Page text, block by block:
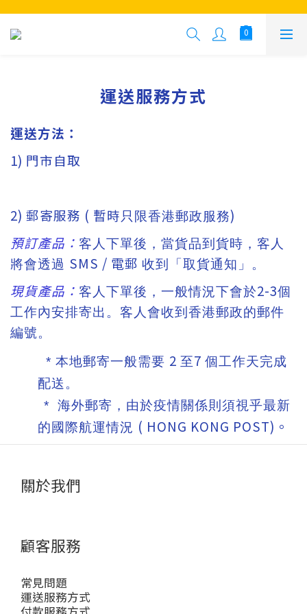
運送服務方式
運送方法：
1) 門市自取
2) 郵寄服務 ( 暫時 只限香港郵政服務)
預訂產品： 客人下單後，當貨品到貨時，客人
將會透過 SMS / 電郵 收到「取貨通知」。
現貨產品： 客人下單後，一般情況下會於2-3個
工作內安排寄出。客人會收到香港郵政的郵件
編號。
* 本地郵寄一般需要 2 至7 個工作天完成
配送。
* 海外郵寄，由於疫情關係則須視乎最新
的國際航運情況 ( HONG KONG POST)。
關於我們
顧客服務
常見問題
運送服務方式